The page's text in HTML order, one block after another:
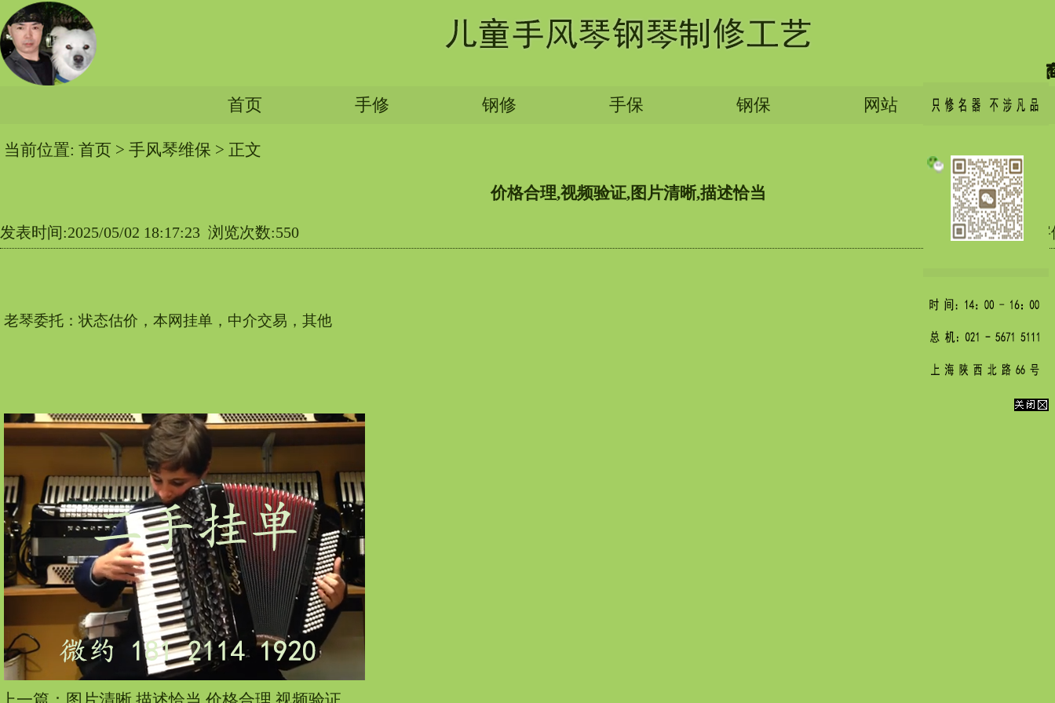
首页 手修 钢修 手保 钢保 网站 English
当前位置: 首页 > 手风琴维保 > 正文
价格合理,视频验证,图片清晰,描述恰当
发表时间:2025/05/02 18:17:23 浏览次数:550
老琴委托：状态估价，本网挂单，中介交易，其他